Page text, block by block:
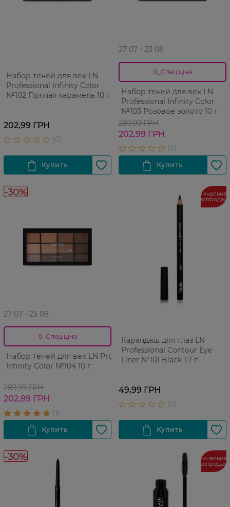
Набор теней для век LN
Professional Infinity Color
№102 Пряная карамель 10 г
202,99 ГРН
27 07 - 23 08
0_Спец.ціна
Набор теней для век LN
Professional Infinity Color
№103 Розовое золото 10 г
289,99 ГРН
202,99 ГРН
-30%
27 07 - 23 08
0_Спец.ціна
Набор теней для век LN Pro
Infinity Color №104 10 г
289,99 ГРН
202,99 ГРН
Финальная
Карандаш для глаз LN
Professional Contour Eye
Liner №101 Black 1,7 г
49,99 ГРН
-30% Финальная